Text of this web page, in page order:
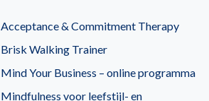
Acceptance & Commitment Therapy
Brisk Walking Trainer
Mind Your Business – online programma
Mindfulness voor leefstijl- en